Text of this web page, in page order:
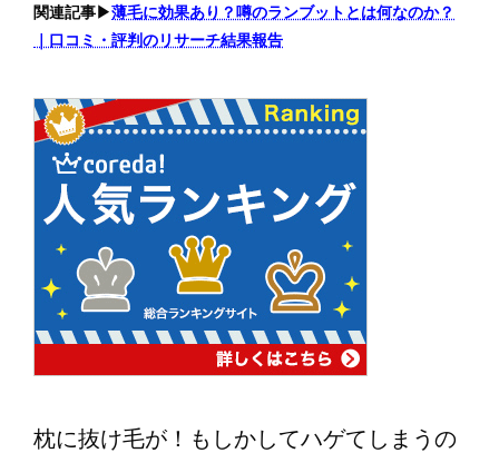
関連記事▶︎薄毛に効果あり？噂のランブットとは何なのか？
｜口コミ・評判のリサーチ結果報告
枕に抜け毛が！もしかしてハゲてしまうの